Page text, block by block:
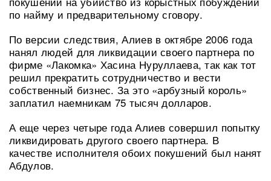
по найму и предварительному сговору.
По версии следствия, Алиев в октябре 2006 года
нанял людей для ликвидации своего партнера по
фирме «Лакомка» Хасина Нуруллаева, так как тот
решил прекратить сотрудничество и вести
собственный бизнес. За это «арбузный король»
заплатил наемникам 75 тысяч долларов.
А еще через четыре года Алиев совершил попытку
ликвидировать другого своего партнера. В
качестве исполнителя обоих покушений был нанят
Абдулов.